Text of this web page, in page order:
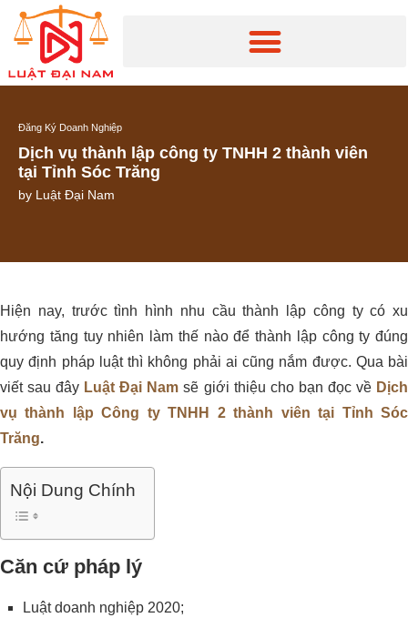
Đăng Ký Doanh Nghiệp
Dịch vụ thành lập công ty TNHH 2 thành viên
tại Tỉnh Sóc Trăng
by Luật Đại Nam
Hiện nay, trước tình hình nhu cầu thành lập công ty có xu
hướng tăng tuy nhiên làm thế nào để thành lập công ty đúng
quy định pháp luật thì không phải ai cũng nắm được. Qua bài
viết sau đây Luật Đại Nam sẽ giới thiệu cho bạn đọc về Dịch
vụ thành lập Công ty TNHH 2 thành viên tại Tỉnh Sóc
Trăng.
Nội Dung Chính
Căn cứ pháp lý
Luật doanh nghiệp 2020;